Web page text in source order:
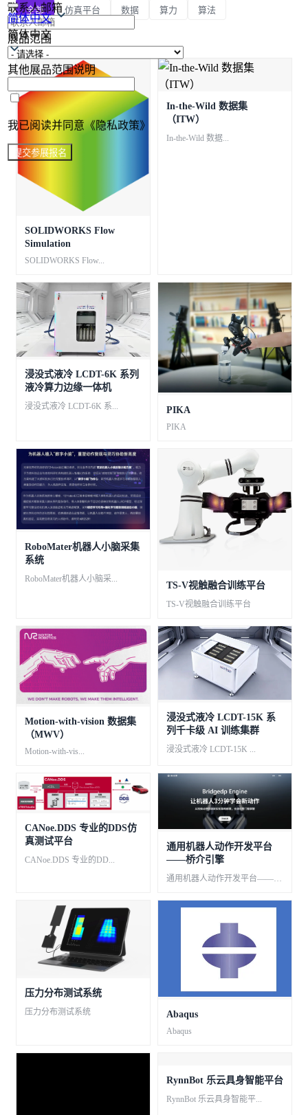
全部 仿真平台 数据 算力 算法
SOLIDWORKS Flow
Simulation
SOLIDWORKS Flow...
In-the-Wild 数据集
（ITW）
In-the-Wild 数据...
浸没式液冷 LCDT-6K 系列
液冷算力边缘一体机
浸没式液冷 LCDT-6K 系... PIKA
PIKA
RoboMater机器人小脑采集
系统
RoboMater机器人小脑采...
TS-V视触融合训练平台
TS-V视触融合训练平台
Motion-with-vision 数据集
（MWV）
Motion-with-vis...
浸没式液冷 LCDT-15K 系
列千卡级 AI 训练集群
浸没式液冷 LCDT-15K ...
CANoe.DDS 专业的DDS仿
真测试平台
CANoe.DDS 专业的DD...
通用机器人动作开发平台
——桥介引擎
通用机器人动作开发平台——桥介...
压力分布测试系统
压力分布测试系统 Abaqus
Abaqus
RynnBot 乐云具身智能平台
RynnBot 乐云具身智能平...
联系人邮箱
展品范围
其他展品范围说明
我已阅读并同意《隐私政策》
提交参展报名
简体中文
简体中文